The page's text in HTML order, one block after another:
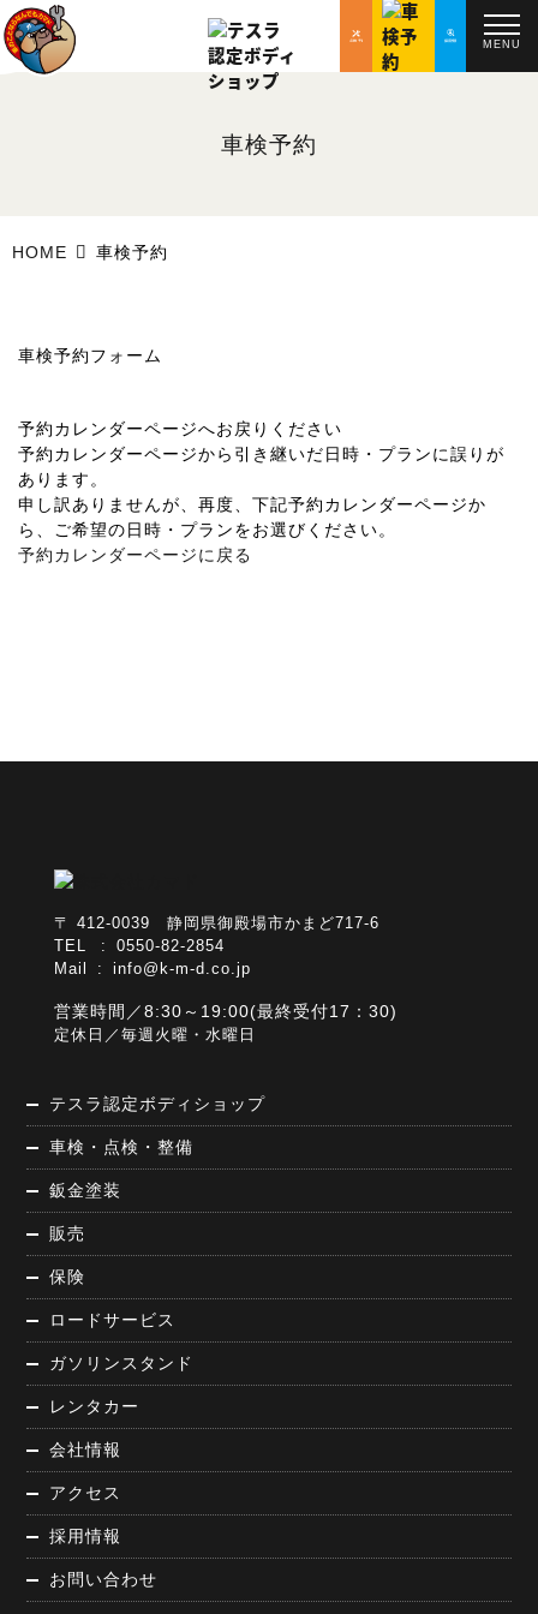
MENU
車検予約
HOME 車検予約
車検予約フォーム
予約カレンダーページへお戻りください
予約カレンダーページから引き継いだ日時・プランに誤りが
あります。
申し訳ありませんが、再度、下記予約カレンダーページか
ら、ご希望の日時・プランをお選びください。
予約カレンダーページに戻る
〒 412-0039 静岡県御殿場市かまど717-6
TEL : 0550-82-2854
Mail : info@k-m-d.co.jp
営業時間／8:30～19:00(最終受付17：30)
定休日／毎週火曜・水曜日
テスラ認定ボディショップ
車検・点検・整備
鈑金塗装
販売
保険
ロードサービス
ガソリンスタンド
レンタカー
会社情報
アクセス
採用情報
お問い合わせ